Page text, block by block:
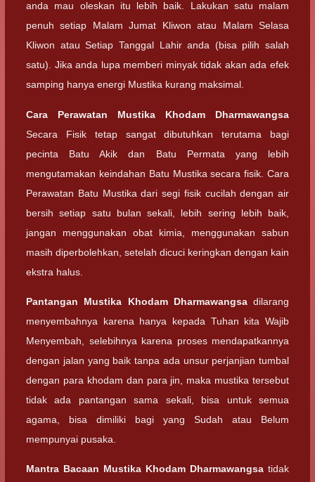
anda mau oleskan itu lebih baik. Lakukan satu malam
penuh setiap Malam Jumat Kliwon atau Malam Selasa
Kliwon atau Setiap Tanggal Lahir anda (bisa pilih salah
satu). Jika anda lupa memberi minyak tidak akan ada efek
samping hanya energi Mustika kurang maksimal.
Cara Perawatan Mustika Khodam Dharmawangsa
Secara Fisik tetap sangat dibutuhkan terutama bagi
pecinta Batu Akik dan Batu Permata yang lebih
mengutamakan keindahan Batu Mustika secara fisik. Cara
Perawatan Batu Mustika dari segi fisik cucilah dengan air
bersih setiap satu bulan sekali, lebih sering lebih baik,
jangan menggunakan obat kimia, menggunakan sabun
masih diperbolehkan, setelah dicuci keringkan dengan kain
ekstra halus.
Pantangan Mustika Khodam Dharmawangsadilarang
menyembahnya karena hanya kepada Tuhan kita Wajib
Menyembah, selebihnya karena proses mendapatkannya
dengan jalan yang baik tanpa ada unsur perjanjian tumbal
dengan para khodam dan para jin, maka mustika tersebut
tidak ada pantangan sama sekali, bisa untuk semua
agama, bisa dimiliki bagi yang Sudah atau Belum
mempunyai pusaka.
Mantra Bacaan Mustika Khodam Dharmawangsa tidak